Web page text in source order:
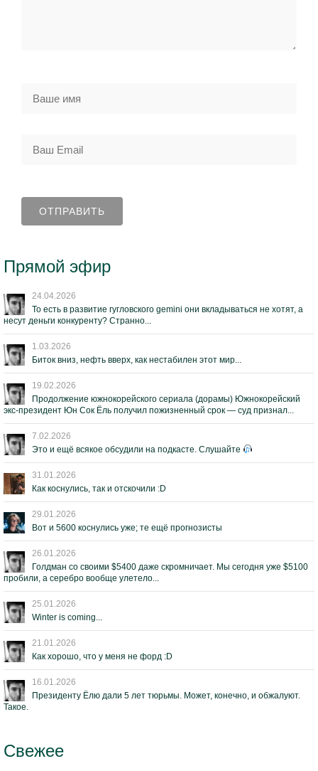
Прямой эфир
24.04.2026
То есть в развитие гугловского gemini они вкладываться не хотят, а
несут деньги конкуренту? Странно...
1.03.2026
Биток вниз, нефть вверх, как нестабилен этот мир...
19.02.2026
Продолжение южнокорейского сериала (дорамы) Южнокорейский
экс-президент Юн Сок Ёль получил пожизненный срок — суд признал...
7.02.2026
Это и ещё всякое обсудили на подкасте. Слушайте
31.01.2026
Как коснулись, так и отскочили :D
29.01.2026
Вот и 5600 коснулись уже; те ещё прогнозисты
26.01.2026
Голдман со своими $5400 даже скромничает. Мы сегодня уже $5100
пробили, а серебро вообще улетело...
25.01.2026
Winter is coming...
21.01.2026
Как хорошо, что у меня не форд :D
16.01.2026
Президенту Ёлю дали 5 лет тюрьмы. Может, конечно, и обжалуют.
Такое.
Свежее